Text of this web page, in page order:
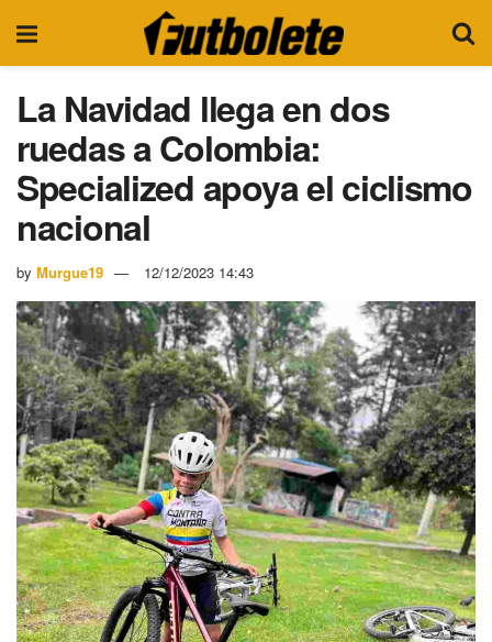
La Navidad llega en dos
ruedas a Colombia:
Specialized apoya el ciclismo
nacional
by Murgue19 12/12/2023 14:43